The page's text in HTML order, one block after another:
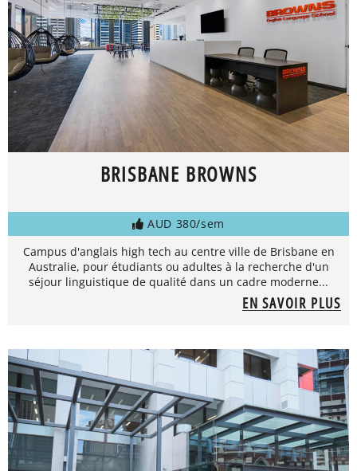
BRISBANE BROWNS
AUD 380/sem
Campus d'anglais high tech au centre ville de Brisbane en
Australie, pour étudiants ou adultes à la recherche d'un
séjour linguistique de qualité dans un cadre moderne...
EN SAVOIR PLUS